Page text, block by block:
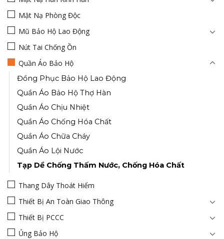
Mặt Nạ Phòng Độc
Mũ Bảo Hộ Lao Động
Nút Tai Chống Ồn
Quần Áo Bảo Hộ
Đồng Phục Bảo Hộ Lao Động
Quần Áo Bảo Hộ Thợ Hàn
Quần Áo Chịu Nhiệt
Quần Áo Chống Hóa Chất
Quần Áo Chữa Cháy
Quần Áo Lội Nước
Tạp Dề Chống Thấm Nước, Chống Hóa Chất
Thang Dây Thoát Hiểm
Thiết Bị An Toàn Giao Thông
Thiết Bị PCCC
Ủng Bảo Hộ